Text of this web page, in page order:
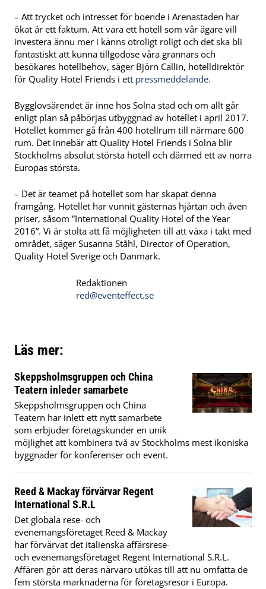
– Att trycket och intresset för boende i Arenastaden har
ökat är ett faktum. Att vara ett hotell som vår ägare vill
investera ännu mer i känns otroligt roligt och det ska bli
fantastiskt att kunna tillgodose våra grannars och
besökares hotellbehov, säger Björn Callin, hotelldirektör
för Quality Hotel Friends i ett pressmeddelande.
Bygglovsärendet är inne hos Solna stad och om allt går
enligt plan så påbörjas utbyggnad av hotellet i april 2017.
Hotellet kommer gå från 400 hotellrum till närmare 600
rum. Det innebär att Quality Hotel Friends i Solna blir
Stockholms absolut största hotell och därmed ett av norra
Europas största.
– Det är teamet på hotellet som har skapat denna
framgång. Hotellet har vunnit gästernas hjärtan och även
priser, såsom ”International Quality Hotel of the Year
2016”. Vi är stolta att få möjligheten till att växa i takt med
området, säger Susanna Ståhl, Director of Operation,
Quality Hotel Sverige och Danmark.
Redaktionen
red@eventeffect.se
Läs mer:
Skeppsholmsgruppen och China
Teatern inleder samarbete
Skeppsholmsgruppen och China
Teatern har inlett ett nytt samarbete
som erbjuder företagskunder en unik
möjlighet att kombinera två av Stockholms mest ikoniska
byggnader för konferenser och event.
Reed & Mackay förvärvar Regent
International S.R.L
Det globala rese- och
evenemangsföretaget Reed & Mackay
har förvärvat det italienska affärsrese-
och evenemangsföretaget Regent International S.R.L.
Affären gör att deras närvaro utökas till att nu omfatta de
fem största marknaderna för företagsresor i Europa.